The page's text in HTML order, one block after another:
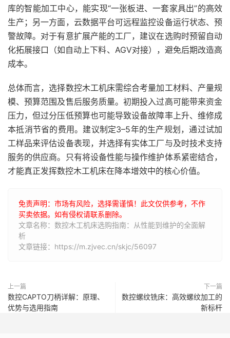
库的智能加工中心，能实现“一张板进、一套家具出”的高效
生产；另一方面，云数据平台可远程监控设备运行状态、预
警故障。对于有意扩展产能的工厂，建议在选购时预留自动
化拓展接口（如自动上下料、AGV对接），避免后期改造高
成本。
总体而言，选择数控木工机床需综合考量加工材料、产量规
模、预算范围及售后服务质量。初期投入过高可能带来资金
压力，但过分压低预算也可能导致设备故障率上升、维修成
本抵消节省的费用。建议制定3–5年的生产规划，通过试加
工样品来评估设备表现，并选择有实体工厂与及时技术支持
服务的供应商。只有将设备性能与操作维护体系紧密结合，
才能真正发挥数控木工机床在降本增效中的核心价值。
免责声明：市场有风险，选择需谨慎！此文仅供参考，不作
买卖依据。如有侵权请联系删除。
文章名称：数控木工机床选购指南：从性能到维护的全面解
析
文章链接：https://m.zjvec.cn/skjc/56097
上一篇
数控CAPTO刀柄详解：原理、
优势与选用指南
下一篇
数控螺纹铣床：高效螺纹加工的
新标杆